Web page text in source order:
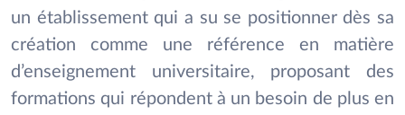
un établissement qui a su se positionner dès sa
création comme une référence en matière
d’enseignement universitaire, proposant des
formations qui répondent à un besoin de plus en